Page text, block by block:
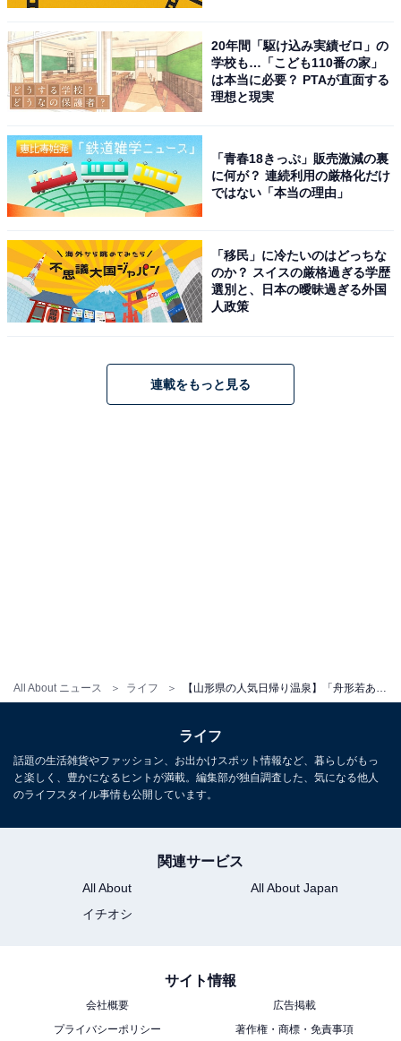
All About ニュース ライフ
アクセス・料金情報は？ 泊まれる？
アクセス
所在地：山形県最上郡舟形町長沢8067
アクセス：JR奥羽本線「舟形駅」より車で約5分
料金
ライヤー無料。バスタオルレンタル100円。
こちらもおすすめ
【山形県の人気日帰り温泉】「いきいきランド
20年間「駆け込み実績ゼロ」の
学校も…「こども110番の家」
は本当に必要？ PTAが直面する
理想と現実
「青春18きっぷ」販売激減の裏
に何が？ 連続利用の厳格化だけ
ではない「本当の理由」
「移民」に冷たいのはどっちな
のか？ スイスの厳格過ぎる学歴
選別と、日本の曖昧過ぎる外国
人政策
連載をもっと見る
ライフ
話題の生活雑貨やファッション、お出かけスポット情報など、暮らしがもっ
と楽しく、豊かになるヒントが満載。編集部が独自調査した、気になる他人
のライフスタイル事情も公開しています。
関連サービス
All About
All About Japan
イチオシ
サイト情報
会社概要
広告掲載
プライバシーポリシー
著作権・商標・免責事項